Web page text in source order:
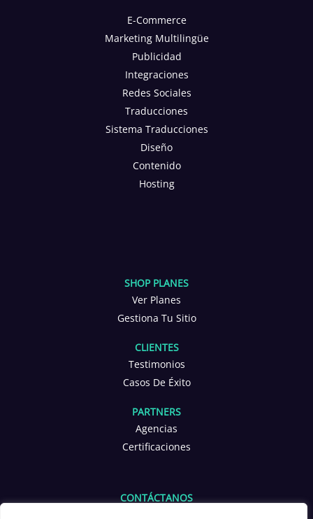
E-Commerce
Marketing Multilingüe
Publicidad
Integraciones
Redes Sociales
Traducciones
Sistema Traducciones
Diseño
Contenido
Hosting
SHOP PLANES
Ver Planes
Gestiona Tu Sitio
CLIENTES
Testimonios
Casos De Éxito
PARTNERS
Agencias
Certificaciones
CONTÁCTANOS